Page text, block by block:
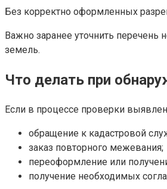
Без корректно оформленных
Важно заранее уточнить перечень
земель.
Что делать при
Если в процессе проверки
обращение к кадастровой
заказ повторного межевания;
переоформление или
получение необходимых